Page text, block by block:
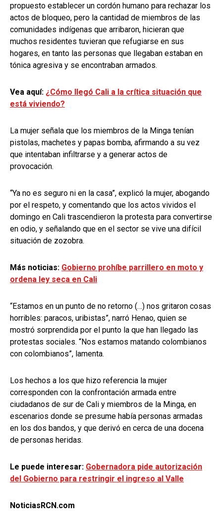
propuesto establecer un cordón humano para rechazar los
actos de bloqueo, pero la cantidad de miembros de las
comunidades indígenas que arribaron, hicieran que
muchos residentes tuvieran que refugiarse en sus
hogares, en tanto las personas que llegaban estaban en
tónica agresiva y se encontraban armados.
Vea aquí: ¿Cómo llegó Cali a la crítica situación que
está viviendo?
La mujer señala que los miembros de la Minga tenían
pistolas, machetes y papas bomba, afirmando a su vez
que intentaban infiltrarse y a generar actos de
provocación.
“Ya no es seguro ni en la casa”, explicó la mujer, abogando
por el respeto, y comentando que los actos vividos el
domingo en Cali trascendieron la protesta para convertirse
en odio, y señalando que en el sector se vive una difícil
situación de zozobra.
Más noticias: Gobierno prohíbe parrillero en moto y
ordena ley seca en Cali
“Estamos en un punto de no retorno (…) nos gritaron cosas
horribles: paracos, uribistas”, narró Henao, quien se
mostró sorprendida por el punto la que han llegado las
protestas sociales. “Nos estamos matando colombianos
con colombianos”, lamenta.
Los hechos a los que hizo referencia la mujer
corresponden con la confrontación armada entre
ciudadanos de sur de Cali y miembros de la Minga, en
escenarios donde se presume había personas armadas
en los dos bandos, y que derivó en cerca de una docena
de personas heridas.
Le puede interesar: Gobernadora pide autorización
del Gobierno para restringir el ingreso al Valle
NoticiasRCN.com